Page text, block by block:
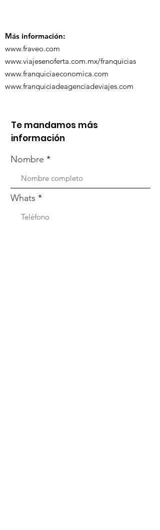
Más información:
www.fraveo.com
www.viajesenoferta.com.mx/franquicias
www.franquiciaeconomica.com
www.franquiciadeagenciadeviajes.com
Te mandamos más
información
Nombre
Whats